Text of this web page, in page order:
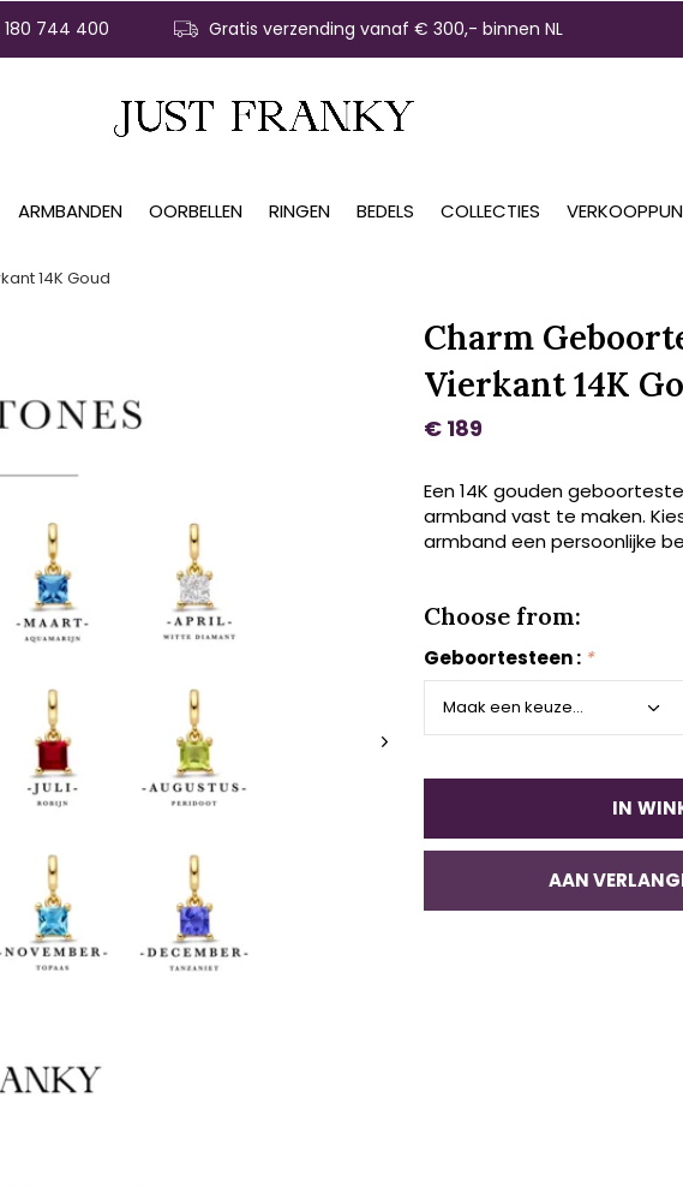
ARMBANDEN OORBELLEN RINGEN BEDELS COLLECTIES
180 744 400 Gratis verzending vanaf € 300,- binnen NL
14K Goud
Charm
Vierkant 14K
€ 189
Een 14K gouden
armband vast te maken.
armband een persoonlijke
Choose from:
Geboortesteen : *
IN
AAN